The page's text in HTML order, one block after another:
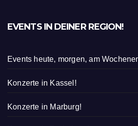
EVENTS IN DEINER REGION!
Events heute, morgen, am
Konzerte in Kassel!
Konzerte in Marburg!